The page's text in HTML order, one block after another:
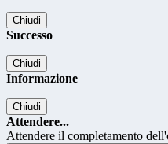
Chiudi
Successo
Chiudi
Informazione
Chiudi
Attendere...
Attendere il completamento